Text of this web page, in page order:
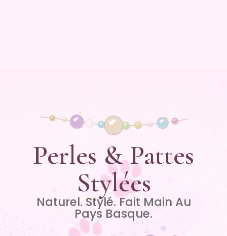
Perles & Pattes
Stylées
Naturel. Stylé. Fait Main Au
Pays Basque.